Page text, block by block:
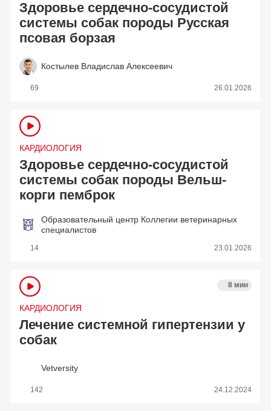
Здоровье сердечно-сосудистой
системы собак породы Русская
псовая борзая
Костылев Владислав Алексеевич
69 26.01.2026
КАРДИОЛОГИЯ
Здоровье сердечно-сосудистой
системы собак породы Вельш-
корги пемброк
Образовательный центр Коллегии ветеринарных
специалистов
14 23.01.2026
КАРДИОЛОГИЯ
8 мин
Лечение системной гипертензии у
собак
Vetversity
142 24.12.2024